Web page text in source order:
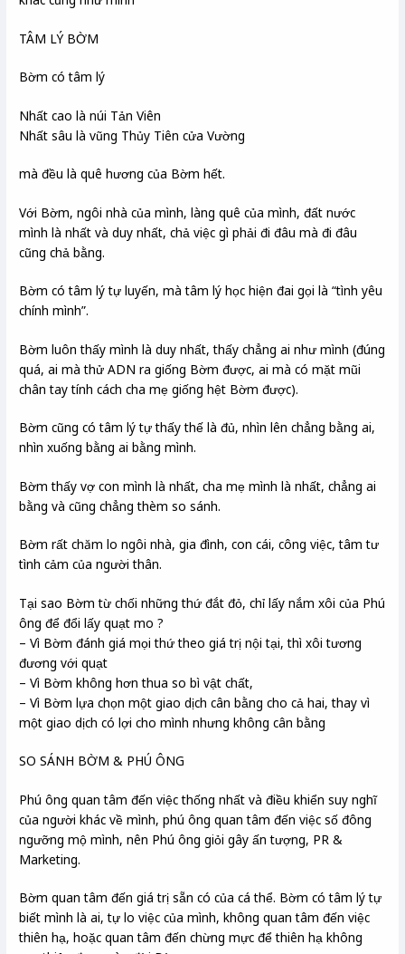
TÂM LÝ BỜM
Bờm có tâm lý
Nhất cao là núi Tản Viên
Nhất sâu là vũng Thủy Tiên cửa Vường
mà đều là quê hương của Bờm hết.
Với Bờm, ngôi nhà của mình, làng quê của mình, đất nước
mình là nhất và duy nhất, chả việc gì phải đi đâu mà đi đâu
cũng chả bằng.
Bờm có tâm lý tự luyến, mà tâm lý học hiện đai gọi là “tình yêu
chính mình”.
Bờm luôn thấy mình là duy nhất, thấy chẳng ai như mình (đúng
quá, ai mà thử ADN ra giống Bờm được, ai mà có mặt mũi
chân tay tính cách cha mẹ giống hệt Bờm được).
Bờm cũng có tâm lý tự thấy thế là đủ, nhìn lên chẳng bằng ai,
nhìn xuống bằng ai bằng mình.
Bờm thấy vợ con mình là nhất, cha mẹ mình là nhất, chẳng ai
bằng và cũng chẳng thèm so sánh.
Bờm rất chăm lo ngôi nhà, gia đình, con cái, công việc, tâm tư
tình cảm của người thân.
Tại sao Bờm từ chối những thứ đắt đỏ, chỉ lấy nắm xôi của Phú
ông để đổi lấy quạt mo ?
– Vì Bờm đánh giá mọi thứ theo giá trị nội tại, thì xôi tương
đương với quạt
– Vì Bờm không hơn thua so bì vật chất,
– Vì Bờm lựa chọn một giao dịch cân bằng cho cả hai, thay vì
một giao dịch có lợi cho mình nhưng không cân bằng
SO SÁNH BỜM & PHÚ ÔNG
Phú ông quan tâm đến việc thống nhất và điều khiển suy nghĩ
của người khác về mình, phú ông quan tâm đến việc số đông
ngưỡng mộ mình, nên Phú ông giỏi gây ấn tượng, PR &
Marketing.
Bờm quan tâm đến giá trị sẵn có của cá thể. Bờm có tâm lý tự
biết mình là ai, tự lo việc của mình, không quan tâm đến việc
thiên hạ, hoặc quan tâm đến chừng mực để thiên hạ không